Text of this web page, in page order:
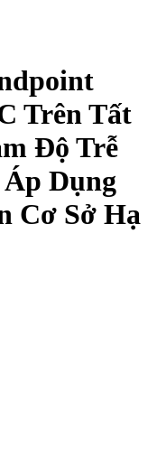
Trên Tất
Độ Trễ
Dụng
Cơ Sở Hạ